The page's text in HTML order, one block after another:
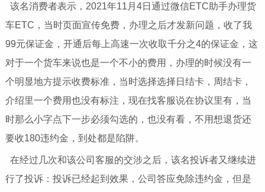
该名消费者表示，2021年11月4日通过微信ETC助手办理货
车ETC，当时页面宣传免费，办理之后才发新问题，收了我
99元保证金，开通后每上高速一次收取千分之4的保证金，这
对于一个货车来说也是一个不小的费用，办理的时候没有一
个明显地方提示收费标准，当时选择选择日结卡，周结卡，
介绍里一个费用也没有标注，现在找客服说在协议里有，当
时那么小字点下一步必须勾选的，也没有看，不用想退货还
要收180违约金，到处都是陷阱。
在经过几次和该公司客服的交涉之后，该名投诉者又继续进
行了投诉：投诉已经起到效果，公司答应免除违约金，但是